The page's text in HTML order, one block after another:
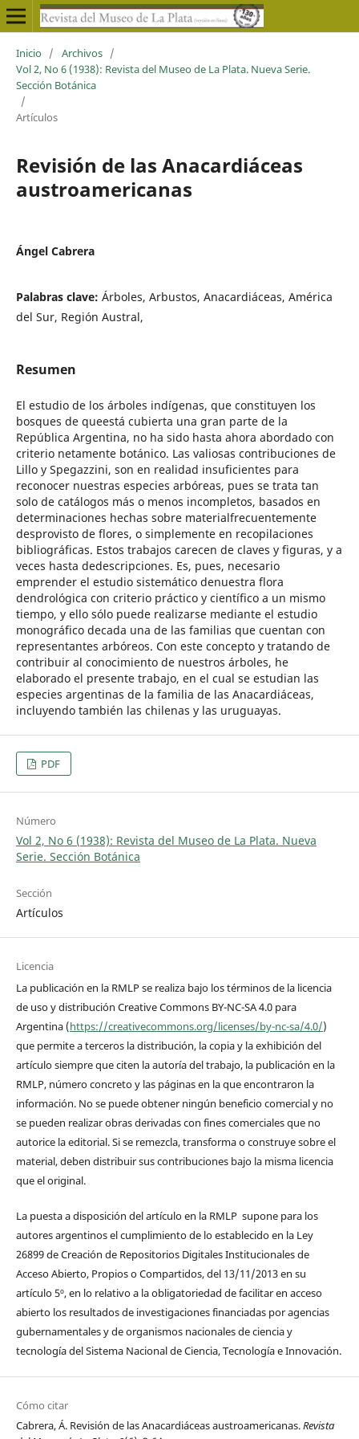
Inicio / Archivos /
Vol 2, No 6 (1938): Revista del Museo de La Plata. Nueva Serie.
Sección Botánica
/
Artículos
Revisión de las Anacardiáceas
austroamericanas
Ángel Cabrera
Palabras clave: Árboles, Arbustos, Anacardiáceas, América
del Sur, Región Austral,
Resumen
El estudio de los árboles indígenas, que constituyen los
bosques de queestá cubierta una gran parte de la
República Argentina, no ha sido hasta ahora abordado con
criterio netamente botánico. Las valiosas contribuciones de
Lillo y Spegazzini, son en realidad insuficientes para
reconocer nuestras especies arbóreas, pues se trata tan
solo de catálogos más o menos incompletos, basados en
determinaciones hechas sobre materialfrecuentemente
desprovisto de flores, o simplemente en recopilaciones
bibliográficas. Estos trabajos carecen de claves y figuras, y a
veces hasta dedescripciones. Es, pues, necesario
emprender el estudio sistemático denuestra flora
dendrológica con criterio práctico y científico a un mismo
tiempo, y ello sólo puede realizarse mediante el estudio
monográfico decada una de las familias que cuentan con
representantes arbóreos. Con este concepto y tratando de
contribuir al conocimiento de nuestros árboles, he
elaborado el presente trabajo, en el cual se estudian las
especies argentinas de la familia de las Anacardiáceas,
incluyendo también las chilenas y las uruguayas.
PDF
Número
Vol 2, No 6 (1938): Revista del Museo de La Plata. Nueva
Serie. Sección Botánica
Sección
Artículos
Licencia
La publicación en la RMLP se realiza bajo los términos de la licencia
de uso y distribución Creative Commons BY-NC-SA 4.0 para
Argentina (https://creativecommons.org/licenses/by-nc-sa/4.0/)
que permite a terceros la distribución, la copia y la exhibición del
artículo siempre que citen la autoría del trabajo, la publicación en la
RMLP, número concreto y las páginas en la que encontraron la
información. No se puede obtener ningún beneficio comercial y no
se pueden realizar obras derivadas con fines comerciales que no
autorice la editorial. Si se remezcla, transforma o construye sobre el
material, deben distribuir sus contribuciones bajo la misma licencia
que el original.
La puesta a disposición del artículo en la RMLP supone para los
autores argentinos el cumplimiento de lo establecido en la Ley
26899 de Creación de Repositorios Digitales Institucionales de
Acceso Abierto, Propios o Compartidos, del 13/11/2013 en su
artículo 5º, en lo relativo a la obligatoriedad de facilitar en acceso
abierto los resultados de investigaciones financiadas por agencias
gubernamentales y de organismos nacionales de ciencia y
tecnología del Sistema Nacional de Ciencia, Tecnología e Innovación.
Cómo citar
Cabrera, Á. Revisión de las Anacardiáceas austroamericanas.Revista